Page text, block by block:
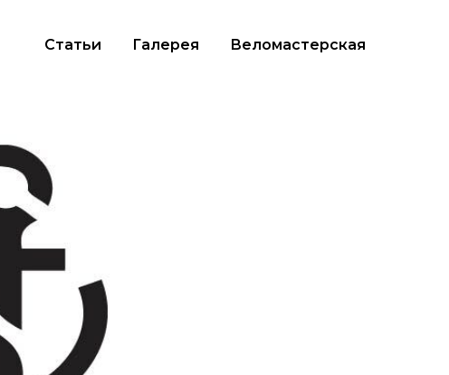
Статьи Галерея Веломастерская